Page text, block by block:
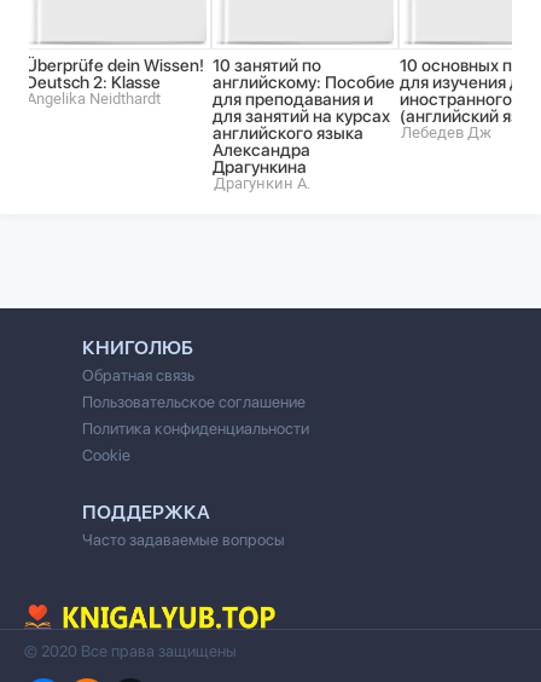
Überprüfe dein Wissen!
Deutsch 2: Klasse
Angelika Neidthardt
10 занятий по
английскому: Пособие
для преподавания и
для занятий на курсах
английского языка
Александра
Драгункина
Драгункин А.
10 основных
для изучения для
иностранного
(английский
Лебедев Дж
КНИГОЛЮБ
Обратная связь
Пользовательское соглашение
Политика конфиденциальности
Cookie
ПОДДЕРЖКА
Часто задаваемые вопросы
© 2020 Все права защищены